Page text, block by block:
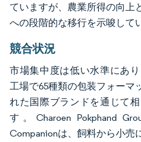
ていますが、農業所得の向上
への段階的な移行を示唆して
競合状況
市場集中度は低い水準にあ
工場で65種類の包装フォーマ
れた国際ブランドを通じて
す。Charoen Pokphand
Companionは、飼料から小売